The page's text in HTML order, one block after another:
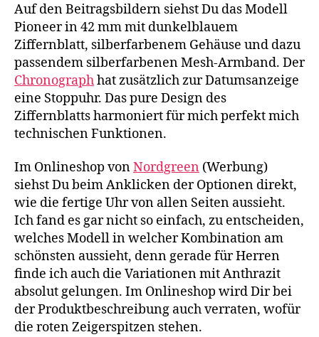
Auf den Beitragsbildern siehst Du das Modell
Pioneer in 42 mm mit dunkelblauem
Ziffernblatt, silberfarbenem Gehäuse und dazu
passendem silberfarbenen Mesh-Armband. Der
Chronographhat zusätzlich zur Datumsanzeige
eine Stoppuhr. Das pure Design des
Ziffernblatts harmoniert für mich perfekt mich
technischen Funktionen.
Im Onlineshop vonNordgreen (Werbung)
siehst Du beim Anklicken der Optionen direkt,
wie die fertige Uhr von allen Seiten aussieht.
Ich fand es gar nicht so einfach, zu entscheiden,
welches Modell in welcher Kombination am
schönsten aussieht, denn gerade für Herren
finde ich auch die Variationen mit Anthrazit
absolut gelungen. Im Onlineshop wird Dir bei
der Produktbeschreibung auch verraten, wofür
die roten Zeigerspitzen stehen.